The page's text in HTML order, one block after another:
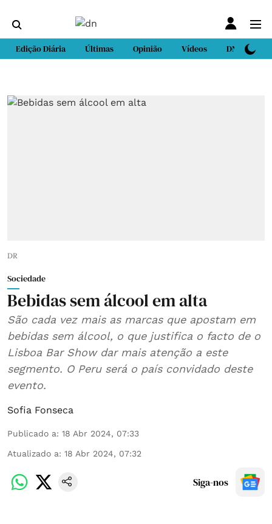
Edição Diária Últimas Opinião Vídeos DN Sport
DR
Sociedade
Bebidas sem álcool em alta
São cada vez mais as marcas que apostam em
bebidas sem álcool, o que justifica o facto de o
Lisboa Bar Show dar mais atenção a este
segmento. O Peru será o país convidado deste
evento.
Sofia Fonseca
Publicado a: 18 Abr 2024, 07:33
Atualizado a: 18 Abr 2024, 07:32
Siga-nos